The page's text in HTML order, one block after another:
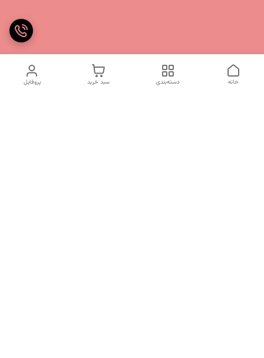
پروفایل سبد خرید دسته‌بندی خانه